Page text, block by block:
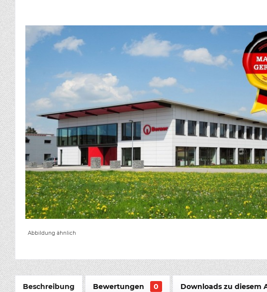
Abbildung ähnlich
Beschreibung Bewertungen 0 Downloads zu diesem